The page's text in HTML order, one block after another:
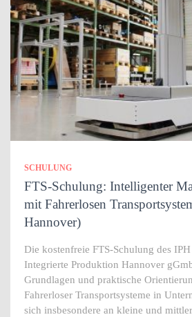
SCHULUNG
FTS-Schulung: Intelligenter
mit Fahrerlosen
Hannover)
Die kostenfreie FTS-Schulung des
Integrierte Produktion Hannover
Grundlagen und praktische
Fahrerloser Transportsysteme in
sich insbesondere an kleine und